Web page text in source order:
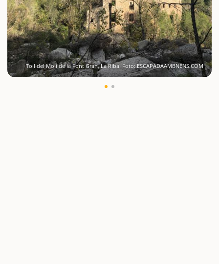
Toll del Molí de la Font Gran, La Riba. Foto: ESCAPADAAMBNENS.COM